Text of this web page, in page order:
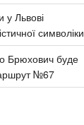
у Львові
символіки
Брюхович буде
№67